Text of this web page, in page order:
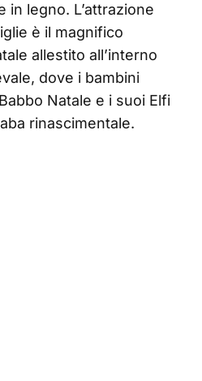
legno. L’attrazione
è il magnifico
allestito all’interno
dove i bambini
Natale e i suoi Elfi
rinascimentale.